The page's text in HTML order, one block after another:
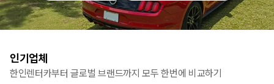
인기업체
한인렌터카부터 글로벌 브랜드까지 모두 한번에 비교하기